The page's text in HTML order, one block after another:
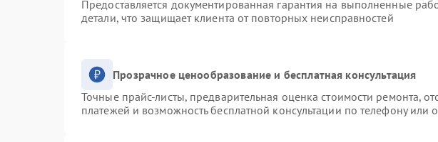
Предоставляется документированная гарантия на выполненные
детали, что защищает клиента от повторных неисправностей
Прозрачное ценообразование и бесплатная консультация
Точные прайс-листы, предварительная оценка стоимости ремонта,
платежей и возможность бесплатной консультации по телефону или